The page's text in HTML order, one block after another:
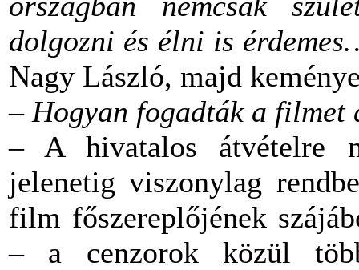
dolgozni és élni is
Nagy László, majd
– Hogyan fogadták a
– A hivatalos átvételre
jelenetig viszonylag
film főszereplőjének
– a cenzorok közül